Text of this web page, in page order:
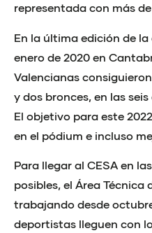
representada con más
En la última edición de
enero de 2020 en
Valencianas
y dos bronces, en las
El objetivo para este
en el pódium e incluso
Para llegar al CESA en
posibles, el Área Técnica
trabajando desde
deportistas lleguen con